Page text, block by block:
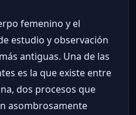
femenino y el
estudio y observación
antiguas. Una de las
es la que existe entre
dos procesos que
asombrosamente